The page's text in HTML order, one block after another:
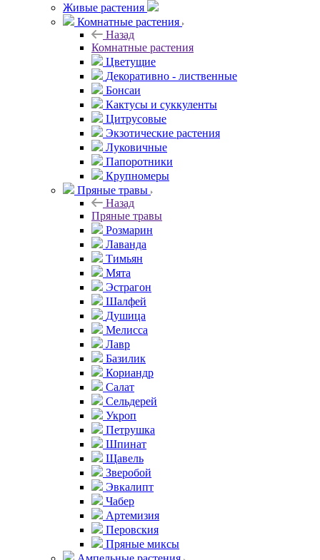
Живые растения
Комнатные растения
Назад
Комнатные растения
Цветущие
Декоративно - лиственные
Бонсаи
Кактусы и суккуленты
Цитрусовые
Экзотические растения
Луковичные
Папоротники
Крупномеры
Пряные травы
Назад
Пряные травы
Розмарин
Лаванда
Тимьян
Мята
Эстрагон
Шалфей
Душица
Мелисса
Лавр
Базилик
Кориандр
Салат
Сельдерей
Укроп
Петрушка
Шпинат
Щавель
Зверобой
Эвкалипт
Чабер
Артемизия
Перовския
Пряные миксы